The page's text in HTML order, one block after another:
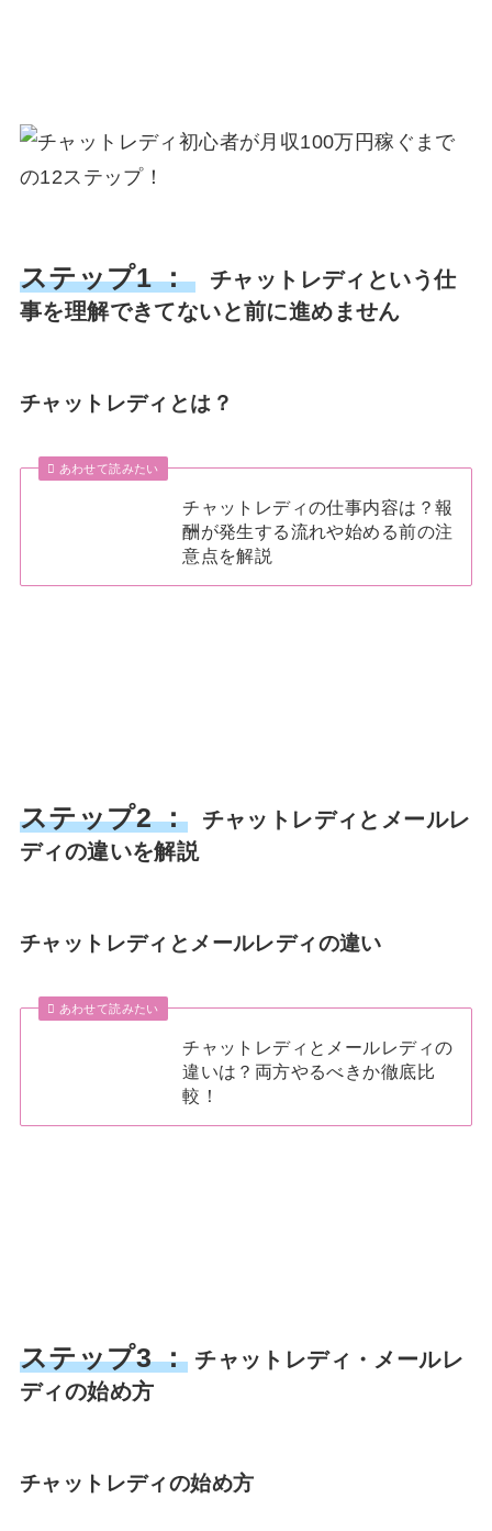
ステップ1 ：
チャットレディという仕
事を理解できてないと前に進めません
チャットレディとは？
あわせて読みたい
チャットレディの仕事内容は？報
酬が発生する流れや始める前の注
意点を解説
ステップ2 ：チャットレディとメールレ
ディの違いを解説
チャットレディとメールレディの違い
あわせて読みたい
チャットレディとメールレディの
違いは？両方やるべきか徹底比
較！
ステップ3 ：チャットレディ・メールレ
ディの始め方
チャットレディの始め方